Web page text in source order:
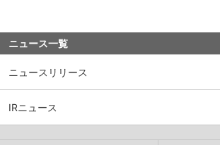
ニュース一覧
ニュースリリース
IRニュース